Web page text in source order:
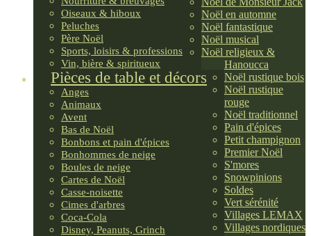
Oiseaux & hiboux
Peluches
Père Noël
Sports, loisirs & professions
Vin, bière & spiritueux
Pièces de table et décors
Anges
Animaux
Avent
Bas de Noël
Bonbons et pain d'épices
Bonhommes de neige
Boules de neige
Cartes de Noël
Casse-noisette
Cimes d'arbres
Coca-Cola
Disney, Peanuts, Grinch
Noël en automne
Noël fantastique
Noël musical
Noël religieux &
Hanoucca
Noël rustique bois
Noël rustique
rouge
Noël traditionnel
Pain d'épices
Petit champignon
Premier Noël
S'mores
Snowpinions
Soldes
Vert sérénité
Villages LEMAX
Villages nordiques